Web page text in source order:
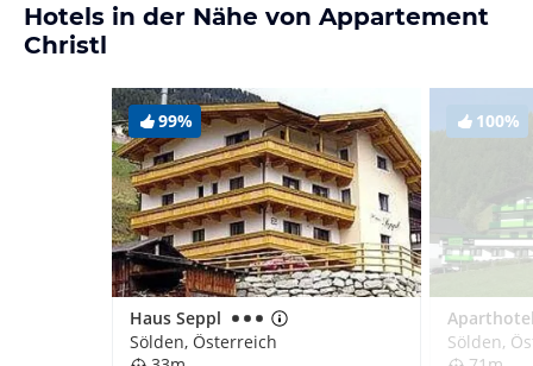
Hotels in der Nähe von Appartement
Christl
99%
Haus Seppl
Sölden, Österreich
100%
Sölden,